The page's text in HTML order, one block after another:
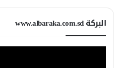
البركة www.albaraka.com.sd